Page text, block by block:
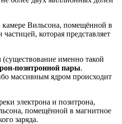
Вильсона, помещённой в
которая представляет
(существование именно такой
позитронной пары.
массивным ядром происходит
электрона и позитрона,
помещённой в магнитное
заряда.